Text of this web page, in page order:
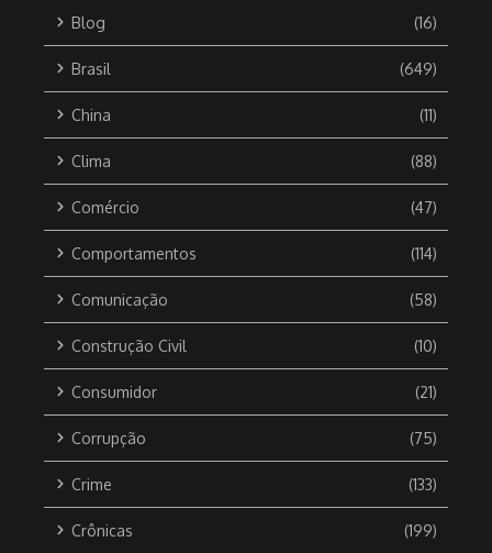
Blog (16)
Brasil (649)
China (11)
Clima (88)
Comércio (47)
Comportamentos (114)
Comunicação (58)
Construção Civil (10)
Consumidor (21)
Corrupção (75)
Crime (133)
Crônicas (199)